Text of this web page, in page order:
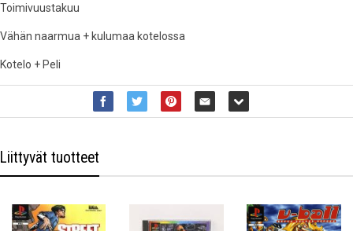
Toimivuustakuu
Vähän naarmua + kulumaa kotelossa
Kotelo + Peli
Liittyvät tuotteet